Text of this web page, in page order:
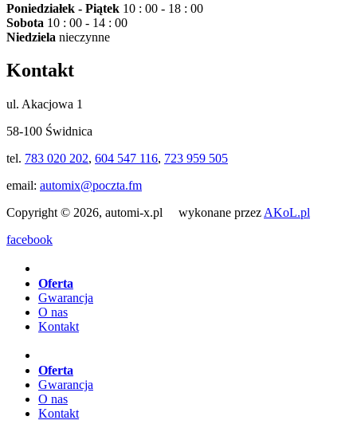
Poniedziałek - Piątek 10 : 00 - 18 : 00
Sobota 10 : 00 - 14 : 00
Niedziela nieczynne
Kontakt
ul. Akacjowa 1
58-100 Świdnica
tel. 783 020 202, 604 547 116, 723 959 505
email: automix@poczta.fm
Copyright © 2026, automi-x.pl wykonane przez AKoL.pl
facebook
Oferta
Gwarancja
O nas
Kontakt
Oferta
Gwarancja
O nas
Kontakt